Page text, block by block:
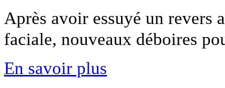
Après avoir essuyé un revers
faciale, nouveaux déboires
En savoir plus